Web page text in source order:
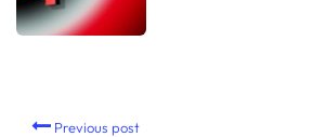
Previous post